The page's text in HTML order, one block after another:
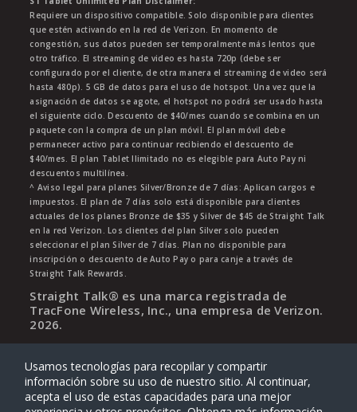
Requiere un dispositivo compatible. Solo disponible para clientes
que estén activando en la red de Verizon. En momento de
congestión, sus datos pueden ser temporalmente más lentos que
otro tráfico. El streaming de video es hasta 720p (debe ser
configurado por el cliente, de otra manera el streaming de video será
hasta 480p). 5 GB de datos para el uso de hotspot. Una vez que la
asignación de datos se agote, el hotspot no podrá ser usado hasta
el siguiente ciclo. Descuento de $40/mes cuando se combina en un
paquete con la compra de un plan móvil. El plan móvil debe
permanecer activo para continuar recibiendo el descuento de
$40/mes. El plan Tablet Ilimitado no es elegible para Auto Pay ni
descuentos multilínea.
^ Aviso legal para planes Silver/Bronze de 7 días: Aplican cargos e
impuestos. El plan de 7 días solo está disponible para clientes
actuales de los planes Bronze de $35 y Silver de $45 de Straight Talk
en la red Verizon. Los clientes del plan Silver solo pueden
seleccionar el plan Silver de 7 días. Plan no disponible para
inscripción o descuento de Auto Pay o para canje a través de
Straight Talk Rewards.
Straight Talk® es una marca registrada de
TracFone Wireless, Inc., una empresa de Verizon.
2026.
Usamos tecnologías para recopilar y compartir
información sobre su uso de nuestro sitio. Al continuar,
acepta el uso de estas capacidades para una mejor